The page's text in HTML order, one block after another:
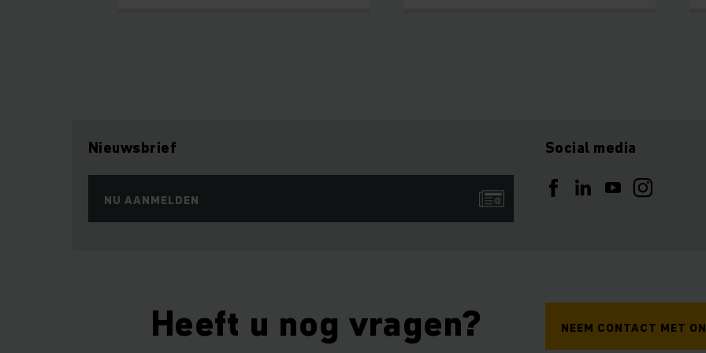
Nieuwsbrief
NU AANMELDEN
Social media
Heeft u nog vragen? NEEM CONTACT MET